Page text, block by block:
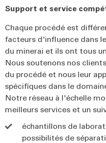
Support et service
Chaque procédé est
facteurs d'influence dans
du minerai et ils ont tous
Nous soutenons nos
du procédé et nous leur
spécifiques dans le
Notre réseau à l'échelle
meilleurs services et un
échantillons de
possibilités de